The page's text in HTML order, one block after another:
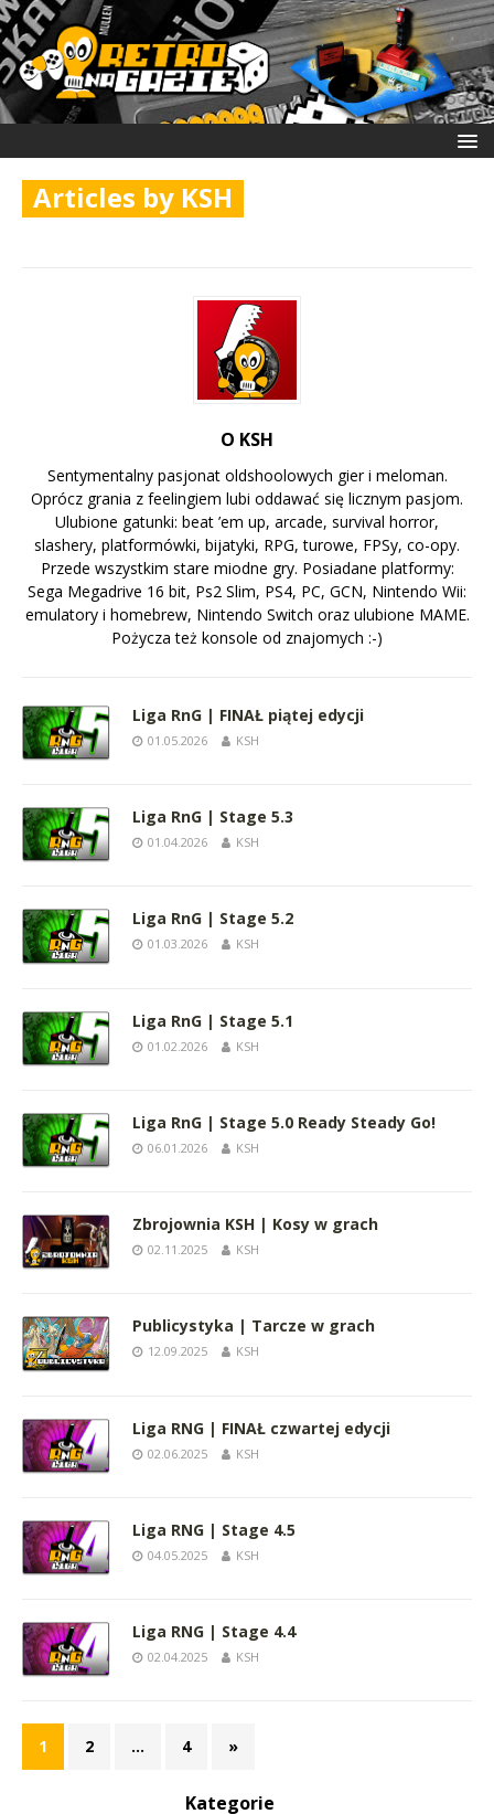
Articles by KSH
O KSH
Sentymentalny pasjonat oldshoolowych gier i meloman.
Oprócz grania z feelingiem lubi oddawać się licznym pasjom.
Ulubione gatunki: beat ’em up, arcade, survival horror,
slashery, platformówki, bijatyki, RPG, turowe, FPSy, co-opy.
Przede wszystkim stare miodne gry. Posiadane platformy:
Sega Megadrive 16 bit, Ps2 Slim, PS4, PC, GCN, Nintendo Wii:
emulatory i homebrew, Nintendo Switch oraz ulubione MAME.
Pożycza też konsole od znajomych :-)
Liga RnG | FINAŁ piątej edycji
01.05.2026 KSH
Liga RnG | Stage 5.3
01.04.2026 KSH
Liga RnG | Stage 5.2
01.03.2026 KSH
Liga RnG | Stage 5.1
01.02.2026 KSH
Liga RnG | Stage 5.0 Ready Steady Go!
06.01.2026 KSH
Zbrojownia KSH | Kosy w grach
02.11.2025 KSH
Publicystyka | Tarcze w grach
12.09.2025 KSH
Liga RNG | FINAŁ czwartej edycji
02.06.2025 KSH
Liga RNG | Stage 4.5
04.05.2025 KSH
Liga RNG | Stage 4.4
02.04.2025 KSH
1 2 … 4 »
Kategorie